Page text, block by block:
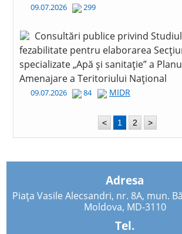
09.07.2026 299
Consultări publice privind
fezabilitate pentru elaborarea
specializate „Apă și sanitație” a
Amenajare a Teritoriului Național
09.07.2026 84 MIDR
< 1 2 >
Adresa
Piața Vasile Alecsandri, nr. 8A, mun.
Moldova, MD-3110
Tel.